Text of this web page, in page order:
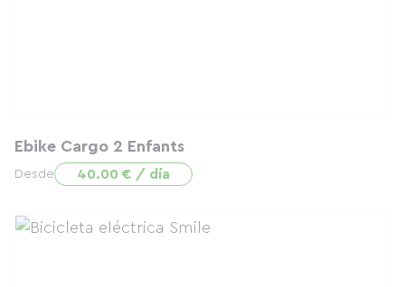
Ebike Cargo 2 Enfants
Desde 40.00 € / día